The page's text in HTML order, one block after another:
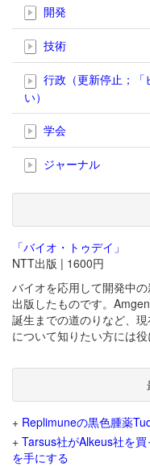
開発
技術
行政（更新停止；「
い）
学会
ジャーナル
「バイオ・トゥデイ」
NTT出版 | 1600円
バイオを応用して開発中
出版したものです。
誕生までの道のりなど、
について知りたい方には
+ Replimuneの黒色腫薬
+ Tarsus社がAlkeus社を
を手にする